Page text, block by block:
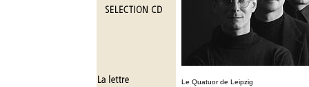
Le Quatuor de Leipzig